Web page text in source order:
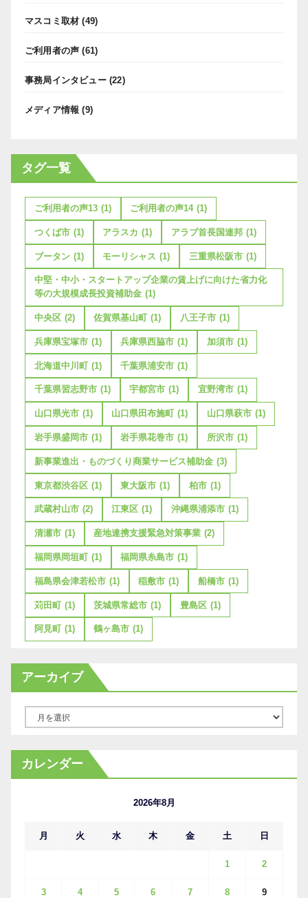
マスコミ取材 (49)
ご利用者の声 (61)
事務局インタビュー(22)
メディア情報 (9)
タグ一覧
ご利用者の声13 (1) ご利用者の声14 (1)
つくば市 (1) アラスカ (1) アラブ首長国連邦 (1)
ブータン (1) モーリシャス (1) 三重県松阪市 (1)
中堅・中小・スタートアップ企業の賃上げに向けた省力化
等の大規模成長投資補助金 (1)
中央区 (2) 佐賀県基山町 (1) 八王子市 (1)
兵庫県宝塚市 (1) 兵庫県西脇市 (1) 加須市 (1)
北海道中川町 (1) 千葉県浦安市 (1)
千葉県習志野市 (1) 宇都宮市 (1) 宜野湾市 (1)
山口県光市 (1) 山口県田布施町 (1) 山口県萩市 (1)
岩手県盛岡市 (1) 岩手県花巻市 (1) 所沢市 (1)
新事業進出・ものづくり商業サービス補助金 (3)
東京都渋谷区 (1) 東大阪市 (1) 柏市 (1)
武蔵村山市 (2) 江東区 (1) 沖縄県浦添市 (1)
清瀬市 (1) 産地連携支援緊急対策事業 (2)
福岡県岡垣町 (1) 福岡県糸島市 (1)
福島県会津若松市 (1) 稲敷市 (1) 船橋市 (1)
苅田町 (1) 茨城県常総市 (1) 豊島区 (1)
阿見町 (1) 鶴ヶ島市 (1)
アーカイブ
カ
イ
カレンダー
2026年8月
月 火 水 木 金 土 日
1 2
3 4 5 6 7 8 9